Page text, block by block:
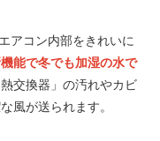
アコン内部をきれいに
能で冬でも加湿の水で
交換器」の汚れやカビ
風が送られます。